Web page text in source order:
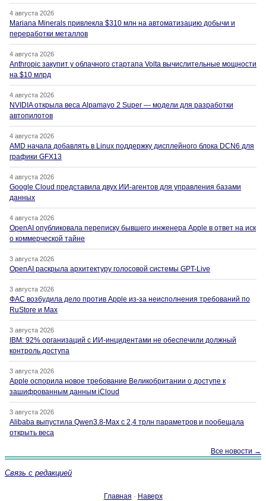
4 августа 2026
Mariana Minerals привлекла $310 млн на автоматизацию добычи и
переработки металлов
4 августа 2026
Anthropic закупит у облачного стартапа Volta вычислительные мощности
на $10 млрд
4 августа 2026
NVIDIA открыла веса Alpamayo 2 Super — модели для разработки
автопилотов
4 августа 2026
AMD начала добавлять в Linux поддержку дисплейного блока DCN6 для
графики GFX13
4 августа 2026
Google Cloud представила двух ИИ-агентов для управления базами
данных
4 августа 2026
OpenAI опубликовала переписку бывшего инженера Apple в ответ на иск
о коммерческой тайне
3 августа 2026
OpenAI раскрыла архитектуру голосовой системы GPT-Live
3 августа 2026
ФАС возбудила дело против Apple из-за неисполнения требований по
RuStore и Max
3 августа 2026
IBM: 92% организаций с ИИ-инцидентами не обеспечили должный
контроль доступа
3 августа 2026
Apple оспорила новое требование Великобритании о доступе к
зашифрованным данным iCloud
3 августа 2026
Alibaba выпустила Qwen3.8-Max с 2,4 трлн параметров и пообещала
открыть веса
Все новости →
Связь с редакцией
Главная · Наверх